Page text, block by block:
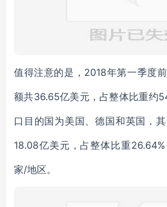
值得注意的是，2018年第一季度
额共36.65亿美元，占整体比重约
口目的国为美国、德国和英国，
18.08亿美元，占整体比重
家/地区。